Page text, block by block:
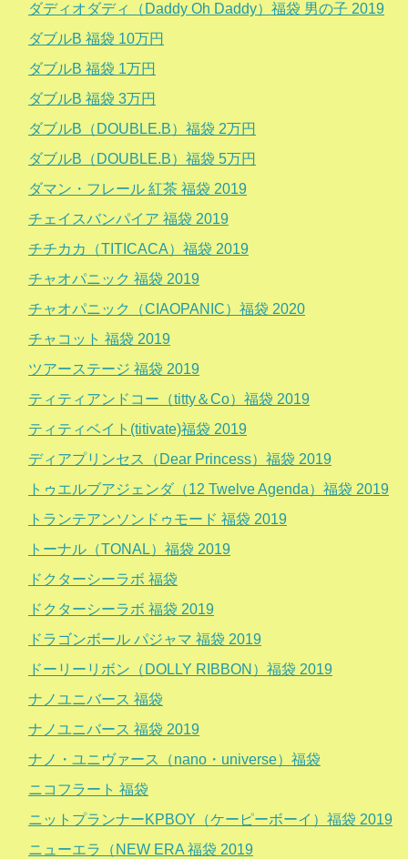
ダディオダディ（Daddy Oh Daddy）福袋 男の子 2019
ダブルB 福袋 10万円
ダブルB 福袋 1万円
ダブルB 福袋 3万円
ダブルB（DOUBLE.B）福袋 2万円
ダブルB（DOUBLE.B）福袋 5万円
ダマン・フレール 紅茶 福袋 2019
チェイスバンパイア 福袋 2019
チチカカ（TITICACA）福袋 2019
チャオパニック 福袋 2019
チャオパニック（CIAOPANIC）福袋 2020
チャコット 福袋 2019
ツアーステージ 福袋 2019
ティティアンドコー（titty＆Co）福袋 2019
ティティベイト(titivate)福袋 2019
ディアプリンセス（Dear Princess）福袋 2019
トゥエルブアジェンダ（12 Twelve Agenda）福袋 2019
トランテアンソンドゥモード 福袋 2019
トーナル（TONAL）福袋 2019
ドクターシーラボ 福袋
ドクターシーラボ 福袋 2019
ドラゴンボール パジャマ 福袋 2019
ドーリーリボン（DOLLY RIBBON）福袋 2019
ナノユニバース 福袋
ナノユニバース 福袋 2019
ナノ・ユニヴァース（nano・universe）福袋
ニコフラート 福袋
ニットプランナーKPBOY（ケーピーボーイ）福袋 2019
ニューエラ（NEW ERA 福袋 2019